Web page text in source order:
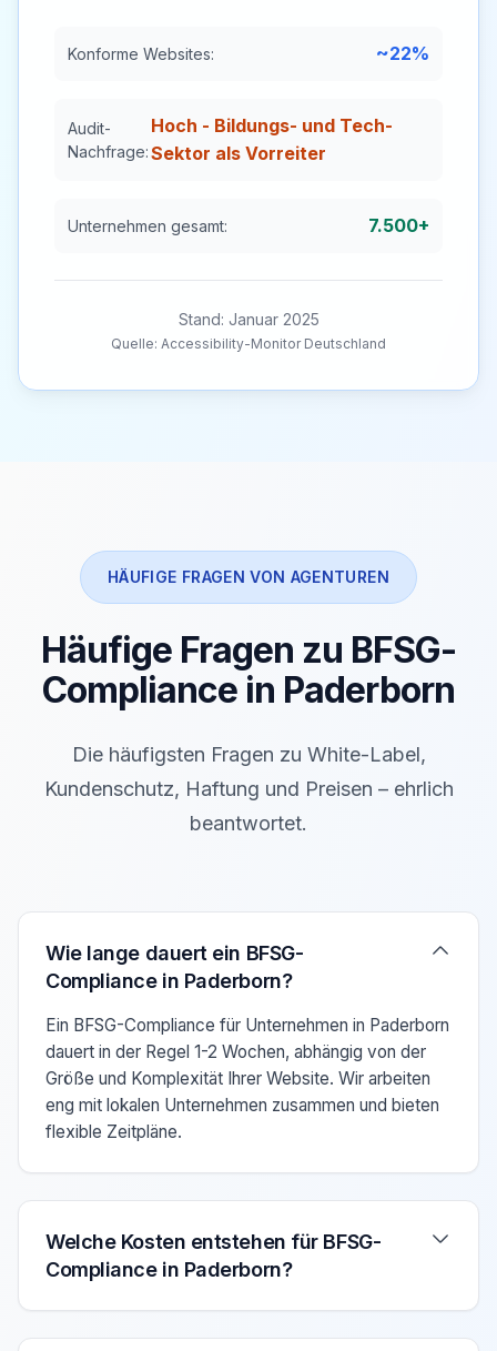
Konforme Websites: ~22%
Audit-
Nachfrage:
Hoch - Bildungs- und Tech-
Sektor als Vorreiter
Unternehmen gesamt: 7.500+
Stand: Januar 2025
Quelle: Accessibility-Monitor Deutschland
HÄUFIGE FRAGEN VON AGENTUREN
Häufige Fragen zu BFSG-
Compliance in Paderborn
Die häufigsten Fragen zu White-Label,
Kundenschutz, Haftung und Preisen – ehrlich
beantwortet.
Verwenden Sie die Pfeiltasten Auf/Ab um zwischen
Wie lange dauert ein BFSG-
Compliance in Paderborn?
Ein BFSG-Compliance für Unternehmen in Paderborn
dauert in der Regel 1-2 Wochen, abhängig von der
Größe und Komplexität Ihrer Website. Wir arbeiten
eng mit lokalen Unternehmen zusammen und bieten
flexible Zeitpläne.
Welche Kosten entstehen für BFSG-
Compliance in Paderborn?